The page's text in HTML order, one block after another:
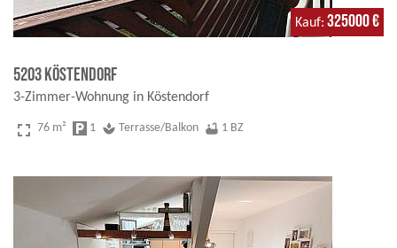
Kauf 325000 €
5203 Köstendorf
3-Zimmer-Wohnung in Köstendorf
fullscreen 76 m² local_parking 1 spa Terrasse/Balkon bathtub 1 BZ